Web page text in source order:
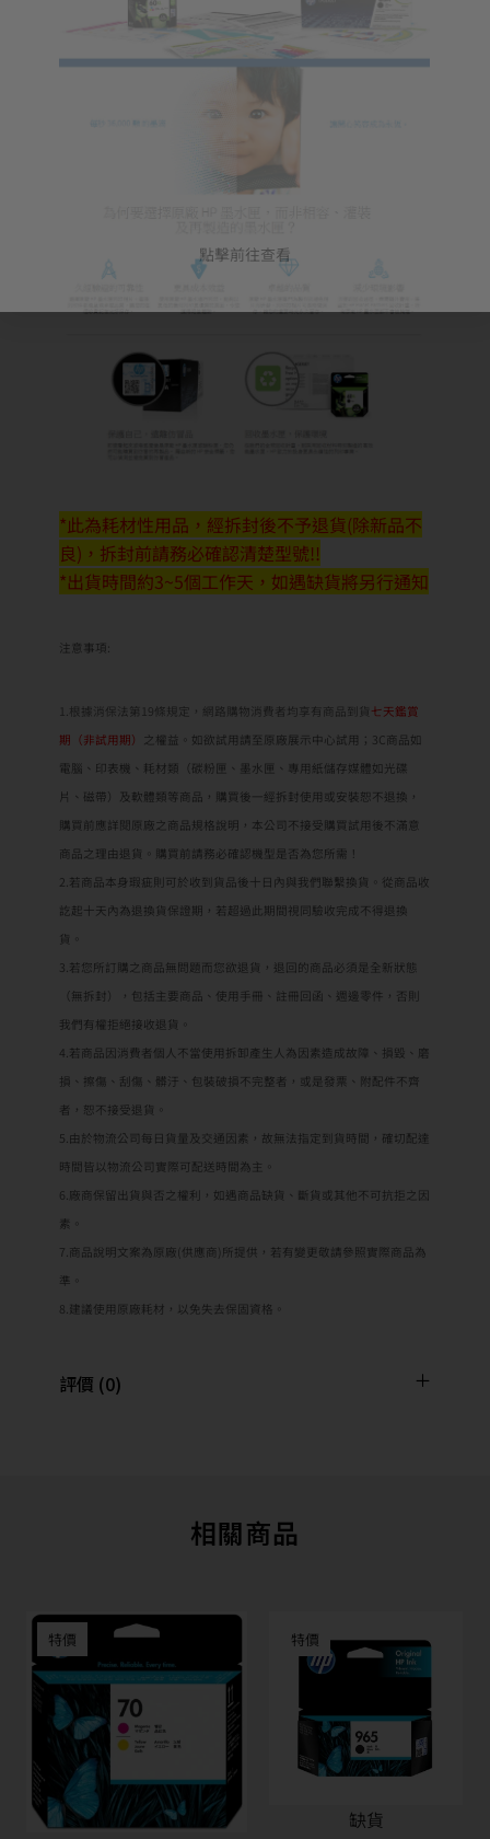
*此為耗材性用品，經拆封後不予退貨(除新品不
良)，拆封前請務必確認清楚型號!!
*出貨時間約3~5個工作天，如遇缺貨將另行通知
注意事項:
1.根據消保法第19條規定，網路購物消費者均享有商品到貨 七天鑑賞
期（非試用期）
之權益。如欲試用請至原廠展示中心試用；3C商品如
電腦、印表機、耗材類（碳粉匣、墨水匣、專用紙儲存媒體如光碟
片、磁帶）及軟體類等商品，購買後一經拆封使用或安裝恕不退換，
購買前應詳閱原廠之商品規格說明，本公司不接受購買試用後不滿意
商品之理由退貨。購買前請務必確認機型是否為您所需！
2.若商品本身瑕疵則可於收到貨品後十日內與我們聯繫換貨。從商品收
訖起十天內為退換貨保證期，若超過此期間視同驗收完成不得退換
貨。
3.若您所訂購之商品無問題而您欲退貨，退回的商品必須是全新狀態
（無拆封），包括主要商品、使用手冊、註冊回函、週邊零件，否則
我們有權拒絕接收退貨。
4.若商品因消費者個人不當使用拆卸產生人為因素造成故障、損毀、磨
損、擦傷、刮傷、髒汙、包裝破損不完整者，或是發票、附配件不齊
者，恕不接受退貨。
5.由於物流公司每日貨量及交通因素，故無法指定到貨時間，確切配達
時間皆以物流公司實際可配送時間為主。
6.廠商保留出貨與否之權利，如遇商品缺貨、斷貨或其他不可抗拒之因
素。
7.商品說明文案為原廠(供應商)所提供，若有變更敬請參照實際商品為
準。
8.建議使用原廠耗材，以免失去保固資格。
評價 (0)
相關商品
特價 特價
缺貨
點擊前往查看